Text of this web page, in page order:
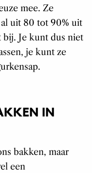
mee. Ze
uit 80 tot 90% uit
bij. Je kunt dus niet
je kunt ze
IN
bakken, maar
een